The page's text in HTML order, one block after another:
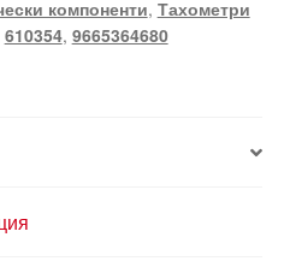
компоненти, Тахометри
610354, 9665364680